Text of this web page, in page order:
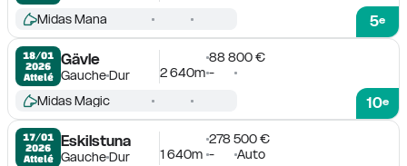
5e
Midas Mana
18/01
2026
Attelé
Gävle
GaucheDur
88 800 €
2 640m -
10e
Midas Magic
17/01
2026
Attelé
Eskilstuna
GaucheDur
278 500 €
1 640m - Auto